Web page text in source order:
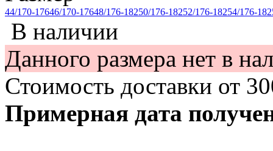
44/170-17646/170-17648/176-18250/176-18252/176-18254/176-182
В наличии
Данного размера нет в
Стоимость доставки от
Примерная дата